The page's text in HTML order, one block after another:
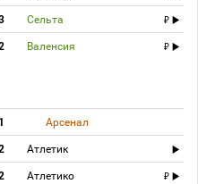
Сельта
Валенсия
Арсенал
Атлетик
Атлетико